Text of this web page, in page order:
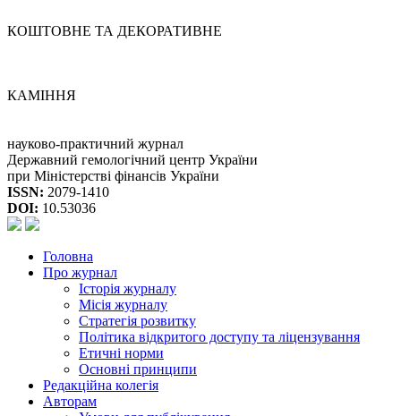
КОШТОВНЕ ТА ДЕКОРАТИВНЕ
КАМІННЯ
науково-практичний журнал
Державний гемологічний центр України
при Міністерстві фінансів України
ISSN: 2079-1410
DOI: 10.53036
Головна
Про журнал
Історія журналу
Місія журналу
Стратегія розвитку
Політика відкритого доступу та ліцензування
Етичні норми
Основні принципи
Редакційна колегія
Авторам